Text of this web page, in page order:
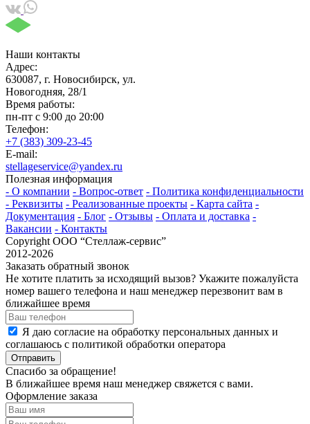
Наши контакты
Адрес:
630087, г. Новосибирск, ул.
Новогодняя, 28/1
Время работы:
пн-пт с 9:00 до 20:00
Телефон:
+7 (383) 309-23-45
E-mail:
stellageservice@yandex.ru
Полезная информация
- О компании - Вопрос-ответ - Политика конфиденциальности
- Реквизиты - Реализованные проекты - Карта сайта -
Документация - Блог - Отзывы - Оплата и доставка -
Вакансии - Контакты
Copyright ООО “Стeллаж-сервис”
2012-2026
Заказать обратный звонок
Не хотите платить за исходящий вызов? Укажите пожалуйста
номер вашего телефона и наш менеджер перезвонит вам в
ближайшее время
Я даю согласие на обработку персональных данных и
соглашаюсь с политикой обработки оператора
Отправить
Спасибо за обращение!
В ближайшее время наш менеджер свяжется с вами.
Оформление заказа